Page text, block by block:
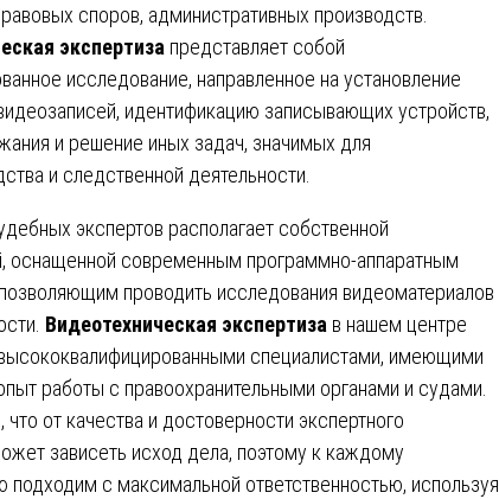
споров, административных производств.
экспертиза представляет собой
исследование, направленное на установление
идентификацию записывающих устройств,
и решение иных задач, значимых для
и следственной деятельности.
экспертов располагает собственной
оснащенной современным программно-аппаратным
проводить исследования видеоматериалов
Видеотехническая экспертиза в нашем центре
специалистами, имеющими
работы с правоохранительными органами и судами.
от качества и достоверности экспертного
зависеть исход дела, поэтому к каждому
подходим с максимальной ответственностью, используя